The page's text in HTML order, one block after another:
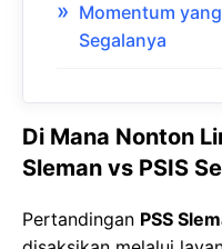
Momentum
Segalanya
Di Mana Nonton
Sleman vs PSIS
Pertandingan PSS